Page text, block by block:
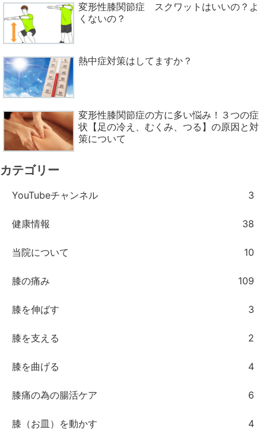
変形性膝関節症 スクワットはいいの？よ
くないの？
熱中症対策はしてますか？
変形性膝関節症の方に多い悩み！３つの症
状【足の冷え、むくみ、つる】の原因と対
策について
カテゴリー
YouTubeチャンネル 3
健康情報 38
当院について 10
膝の痛み 109
膝を伸ばす 3
膝を支える 2
膝を曲げる 4
膝痛の為の腸活ケア 6
膝（お皿）を動かす 4